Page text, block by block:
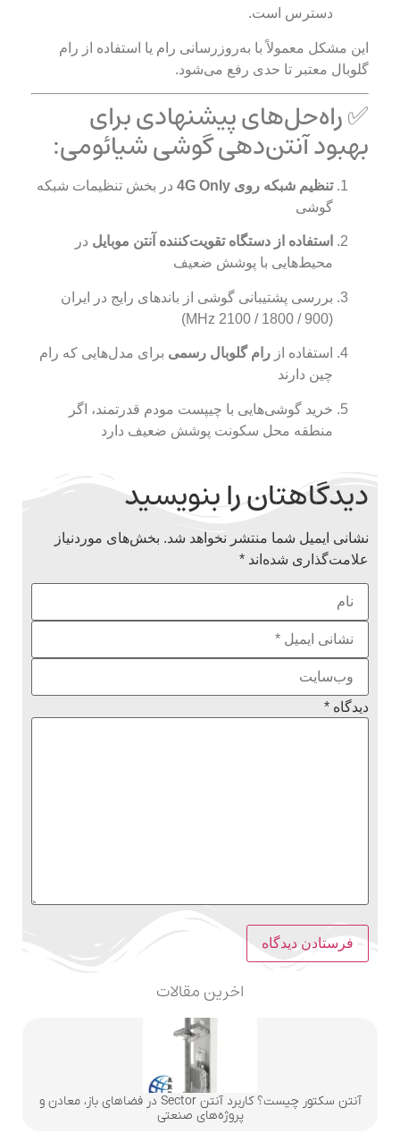
دسترس است.
این مشکل معمولاً با به‌روزرسانی رام یا استفاده از رام
گلوبال معتبر تا حدی رفع می‌شود.
✅ راه‌حل‌های پیشنهادی برای
بهبود آنتن‌دهی گوشی شیائومی:
تنظیم شبکه روی 4G Only
در بخش تنظیمات شبکه
گوشی
استفاده از دستگاه تقویت‌کننده آنتن موبایل در
محیط‌هایی با پوشش ضعیف
بررسی پشتیبانی گوشی از باندهای رایج در ایران
(900 / 1800 / 2100 MHz)
استفاده از رام گلوبال رسمی برای مدل‌هایی که رام
چین دارند
خرید گوشی‌هایی با چیپست مودم قدرتمند، اگر
منطقه محل سکونت پوشش ضعیف دارد
دیدگاهتان را بنویسید
نشانی ایمیل شما منتشر نخواهد شد. بخش‌های موردنیاز
علامت‌گذاری شده‌اند *
دیدگاه *
اخرین مقالات
آنتن سکتور چیست؟ کاربرد آنتن Sector در فضاهای باز، معادن و
پروژه‌های صنعتی